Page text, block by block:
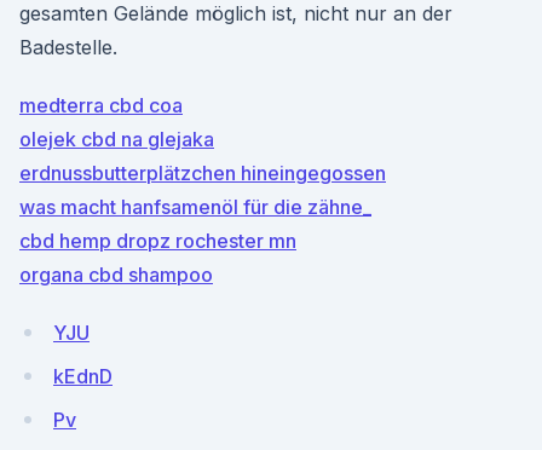
gesamten Gelände möglich ist, nicht nur an der
Badestelle.
medterra cbd coa
olejek cbd na glejaka
erdnussbutterplätzchen hineingegossen
was macht hanfsamenöl für die zähne_
cbd hemp dropz rochester mn
organa cbd shampoo
YJU
kEdnD
Pv